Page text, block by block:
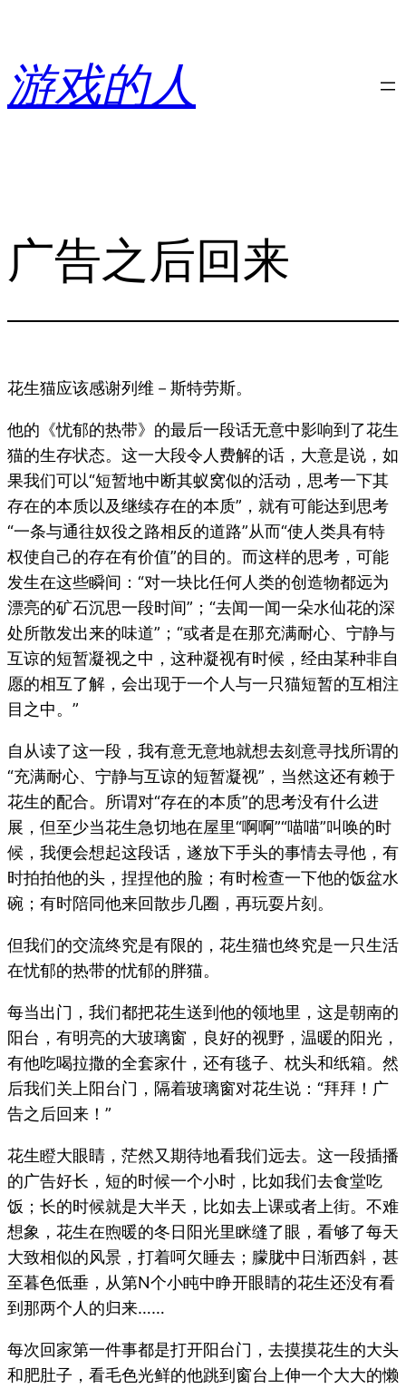
内
容
游戏的人
广告之后回来
花生猫应该感谢列维－斯特劳斯。
他的《忧郁的热带》的最后一段话无意中影响到了花生
猫的生存状态。这一大段令人费解的话，大意是说，如
果我们可以“短暂地中断其蚁窝似的活动，思考一下其
存在的本质以及继续存在的本质”，就有可能达到思考
“一条与通往奴役之路相反的道路”从而“使人类具有特
权使自己的存在有价值”的目的。而这样的思考，可能
发生在这些瞬间：“对一块比任何人类的创造物都远为
漂亮的矿石沉思一段时间”；“去闻一闻一朵水仙花的深
处所散发出来的味道”；“或者是在那充满耐心、宁静与
互谅的短暂凝视之中，这种凝视有时候，经由某种非自
愿的相互了解，会出现于一个人与一只猫短暂的互相注
目之中。”
自从读了这一段，我有意无意地就想去刻意寻找所谓的
“充满耐心、宁静与互谅的短暂凝视”，当然这还有赖于
花生的配合。所谓对“存在的本质”的思考没有什么进
展，但至少当花生急切地在屋里“啊啊”“喵喵”叫唤的时
候，我便会想起这段话，遂放下手头的事情去寻他，有
时拍拍他的头，捏捏他的脸；有时检查一下他的饭盆水
碗；有时陪同他来回散步几圈，再玩耍片刻。
但我们的交流终究是有限的，花生猫也终究是一只生活
在忧郁的热带的忧郁的胖猫。
每当出门，我们都把花生送到他的领地里，这是朝南的
阳台，有明亮的大玻璃窗，良好的视野，温暖的阳光，
有他吃喝拉撒的全套家什，还有毯子、枕头和纸箱。然
后我们关上阳台门，隔着玻璃窗对花生说：“拜拜！广
告之后回来！”
花生瞪大眼睛，茫然又期待地看我们远去。这一段插播
的广告好长，短的时候一个小时，比如我们去食堂吃
饭；长的时候就是大半天，比如去上课或者上街。不难
想象，花生在煦暖的冬日阳光里眯缝了眼，看够了每天
大致相似的风景，打着呵欠睡去；朦胧中日渐西斜，甚
至暮色低垂，从第N个小盹中睁开眼睛的花生还没有看
到那两个人的归来……
每次回家第一件事都是打开阳台门，去摸摸花生的大头
和肥肚子，看毛色光鲜的他跳到窗台上伸一个大大的懒